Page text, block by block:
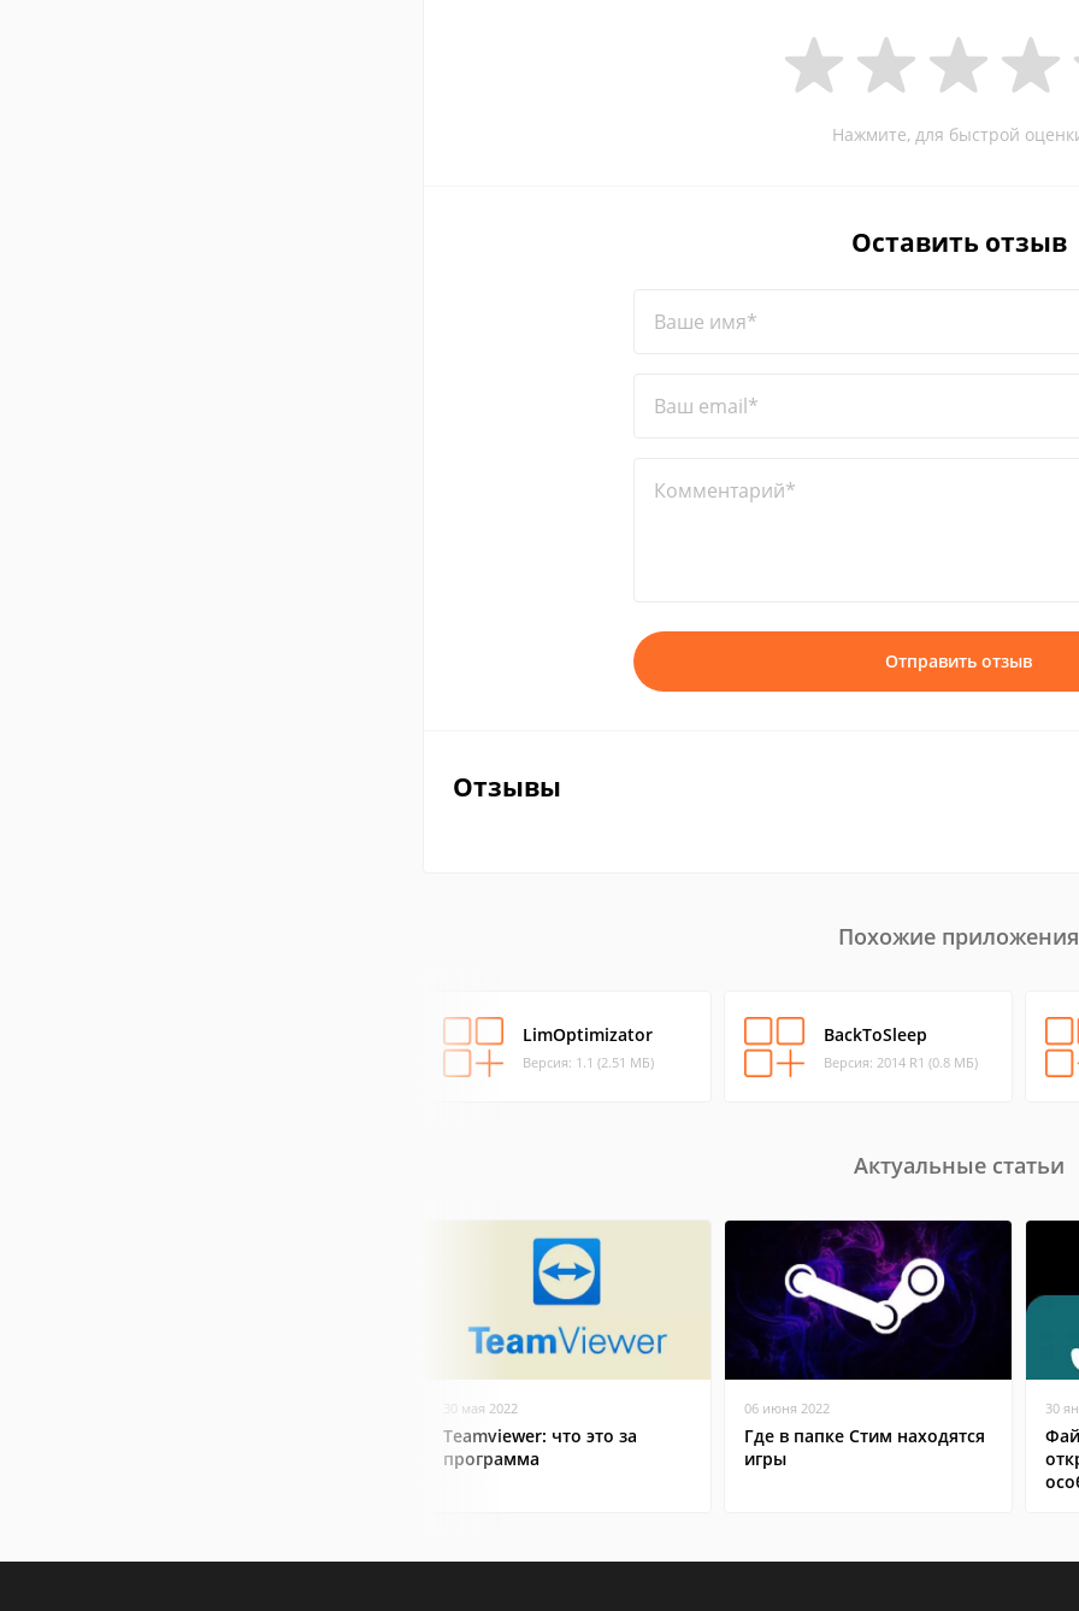
Нажмите, для быстрой
Оставить отзыв
Ваше имя*
Ваш email*
Комментарий*
Отправить отзыв
Отзывы
Похожие приложения
LimOptimizator
Версия: 1.1 (2.51 МБ)
BackToSleep
Версия: 2014 R1 (0.8 МБ)
Актуальные статьи
30 мая 2022
Teamviewer: что это за
программа
06 июня 2022
Где в папке Стим находятся
игры
30